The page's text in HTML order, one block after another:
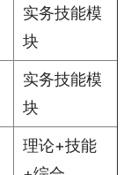
实务技能模
块
实务技能模
块
理论+技能